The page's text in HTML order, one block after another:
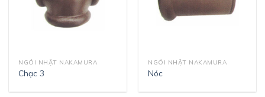
NGÓI NHẬT NAKAMURA
Chạc 3
NGÓI NHẬT NAKAMURA
Nóc